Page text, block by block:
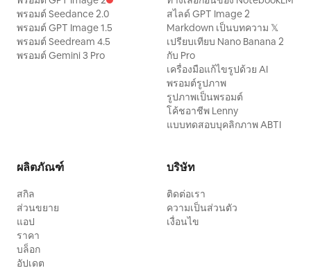
พรอมต์ Seedance 2.0
พรอมต์ GPT Image 1.5
พรอมต์ Seedream 4.5
พรอมต์ Gemini 3 Pro
สไลด์ GPT Image 2
Markdown เป็นบทความ 𝕏
เปรียบเทียบ Nano Banana 2
กับ Pro
เครื่องมือแก้ไขรูปด้วย AI
พรอมต์รูปภาพ
รูปภาพเป็นพรอมต์
โค้ชอาชีพ Lenny
แบบทดสอบบุคลิกภาพ ABTI
ผลิตภัณฑ์
สกิล
ส่วนขยาย
แอป
ราคา
บล็อก
อัปเดต
บริษัท
ติดต่อเรา
ความเป็นส่วนตัว
เงื่อนไข